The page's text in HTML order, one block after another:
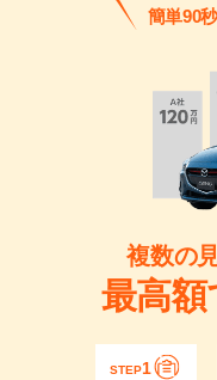
簡単90
複数の
最高
STEP1